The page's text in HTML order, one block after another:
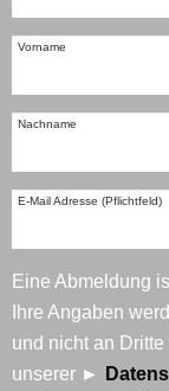
Vorname
Nachname
E-Mail Adresse (Pflichtfeld)
Eine Abmeldung
Ihre Angaben
und nicht an
unserer